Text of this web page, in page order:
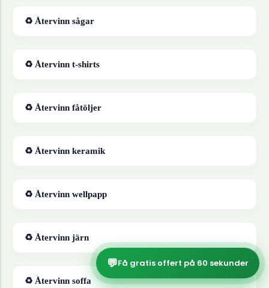
♻ Återvinn sågar
♻ Återvinn t-shirts
♻ Återvinn fåtöljer
♻ Återvinn keramik
♻ Återvinn wellpapp
♻ Återvinn järn
♻ Återvinn soffa
💬Få gratis offert på 60 sekunder